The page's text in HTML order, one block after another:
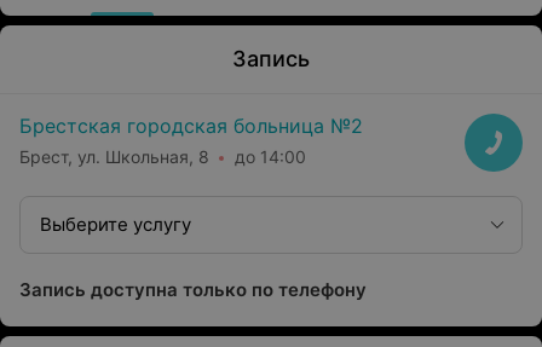
Запись
Брестская городская больница №2
Брест, ул. Школьная, 8 до 14:00
Выберите услугу
Запись доступна только по телефону